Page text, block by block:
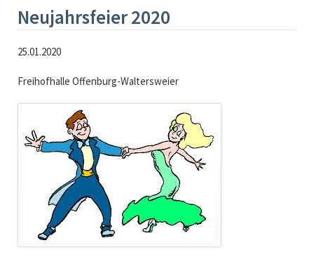
Neujahrsfeier 2020
25.01.2020
Freihofhalle Offenburg-Waltersweier